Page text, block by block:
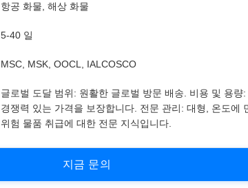
항공 화물, 해상 화물
5-40 일
MSC, MSK, OOCL, IALCOSCO
글로벌 도달 범위: 원활한 글로벌 방문 배송. 비용 및 용량
경쟁력 있는 가격을 보장합니다. 전문 관리: 대형, 온도에
위험 물품 취급에 대한 전문 지식입니다.
지 금 문의